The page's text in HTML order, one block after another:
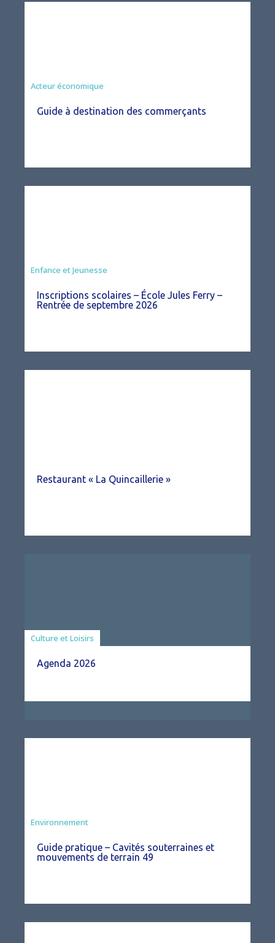
Acteur économique
Guide à destination des commerçants
Enfance et Jeunesse
Inscriptions scolaires – École Jules Ferry –
Rentrée de septembre 2026
Restaurant « La Quincaillerie »
Associations
Culture et Loisirs
Agenda 2026
Environnement
Guide pratique – Cavités souterraines et
mouvements de terrain 49